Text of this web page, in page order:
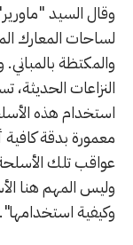
وقال السيد
لساحات المعارك
والمكتظة بالمباني.
النزاعات
استخدام هذه
معمورة بدقة
عواقب تلك الأسلحة
وليس المهم هنا
وكيفية استخدامها".